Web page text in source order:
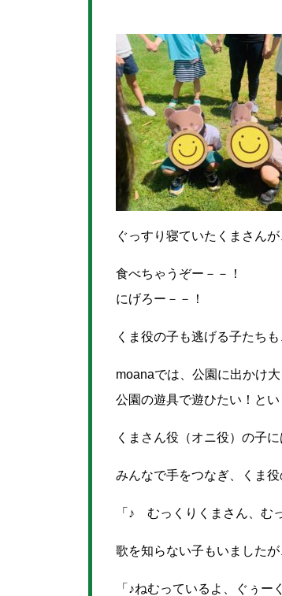
ぐっすり寝ていたくまさん
食べちゃうぞー－－！
にげろー－－！
くま役の子も逃げる子たち
moanaでは、公園に出かけ
公園の遊具で遊ひたい！と
くまさん役（オニ役）の子
みんなで手をつなぎ、くま
「♪ むっくりくまさん、む
歌を知らない子もいましたが
「♪ねむっているよ、ぐぅー